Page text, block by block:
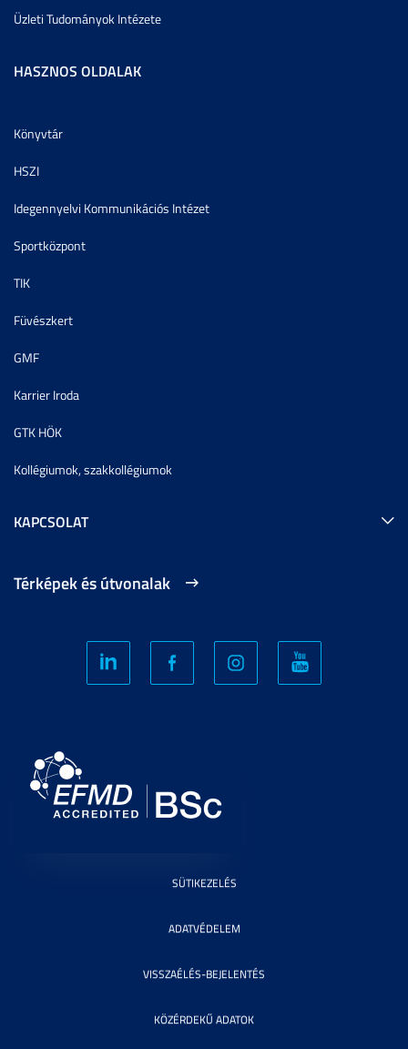
Üzleti Tudományok Intézete
HASZNOS OLDALAK
Könyvtár
HSZI
Idegennyelvi Kommunikációs Intézet
Sportközpont
TIK
Füvészkert
GMF
Karrier Iroda
GTK HÖK
Kollégiumok, szakkollégiumok
KAPCSOLAT
Térképek és útvonalak
SÜTIKEZELÉS
ADATVÉDELEM
VISSZAÉLÉS-BEJELENTÉS
KÖZÉRDEKŰ ADATOK